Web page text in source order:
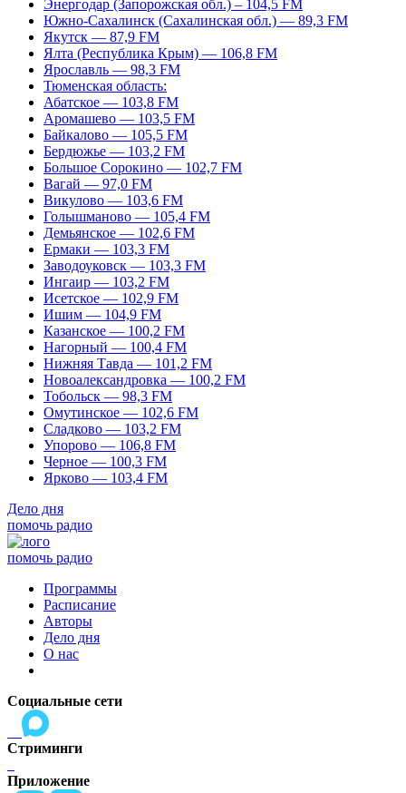
Энергодар (Запорожская обл.) – 104,5 FM
Южно-Сахалинск (Сахалинская обл.) — 89,3 FM
Якутск — 87,9 FM
Ялта (Республика Крым) — 106,8 FM
Ярославль — 98,3 FM
Тюменская область:
Абатское — 103,8 FM
Аромашево — 103,5 FM
Байкалово — 105,5 FM
Бердюжье — 103,2 FM
Большое Сорокино — 102,7 FM
Вагай — 97,0 FM
Викулово — 103,6 FM
Голышманово — 105,4 FM
Демьянское — 102,6 FM
Ермаки — 103,3 FM
Заводоуковск — 103,3 FM
Ингаир — 103,2 FM
Исетское — 102,9 FM
Ишим — 104,9 FM
Казанское — 100,2 FM
Нагорный — 100,4 FM
Нижняя Тавда — 101,2 FM
Новоалександровка — 100,2 FM
Тобольск — 98,3 FM
Омутинское — 102,6 FM
Сладково — 103,2 FM
Упорово — 106,8 FM
Черное — 100,3 FM
Ярково — 103,4 FM
Дело дня
помочь радио
помочь радио
Программы
Расписание
Авторы
Дело дня
О нас
Социальные сети
Стриминги
Приложение